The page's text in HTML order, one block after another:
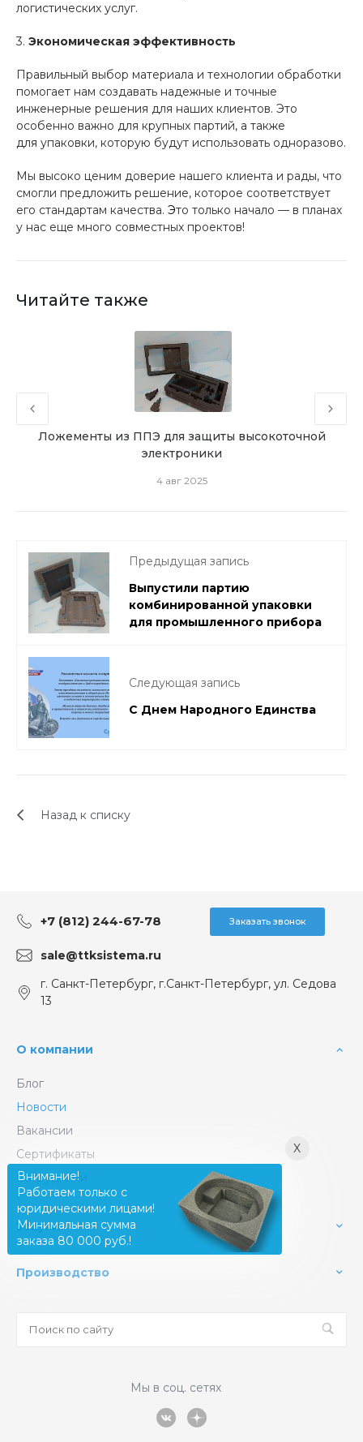
логистических услуг.
3. Экономическая эффективность
Правильный выбор материала и технологии обработки
помогает нам создавать надежные и точные
инженерные решения для наших клиентов. Это
особенно важно для крупных партий, а также
для упаковки, которую будут использовать одноразово.
Мы высоко ценим доверие нашего клиента и рады, что
смогли предложить решение, которое соответствует
его стандартам качества. Это только начало — в планах
у нас еще много совместных проектов!
Читайте также
Ложементы из ППЭ для защиты высокоточной
электроники
4 авг 2025
Предыдущая запись
Выпустили партию
комбинированной упаковки
для промышленного прибора
Следующая запись
С Днем Народного Единства
Назад к списку
+7 (812) 244-67-78 Заказать звонок
sale@ttksistema.ru
г. Санкт-Петербург, г.Санкт-Петербург, ул. Седова
13
О компании
Блог
Новости
Вакансии
Сертификаты
Сотрудники
Услуги
Производство
Мы в соц. сетях
X
Внимание!
Работаем только с
юридическими лицами!
Минимальная сумма
заказа 80 000 руб.!